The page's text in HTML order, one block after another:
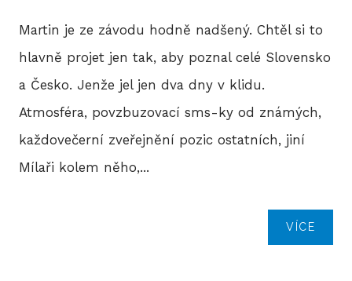
Martin je ze závodu hodně nadšený. Chtěl si to
hlavně projet jen tak, aby poznal celé Slovensko
a Česko. Jenže jel jen dva dny v klidu.
Atmosféra, povzbuzovací sms-ky od známých,
každovečerní zveřejnění pozic ostatních, jiní
Mílaři kolem něho,...
VÍCE